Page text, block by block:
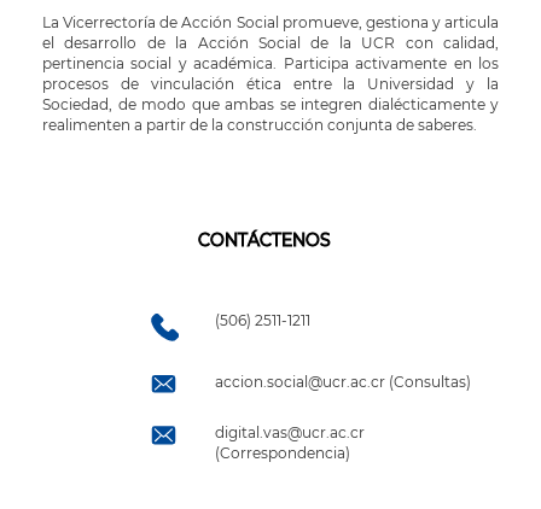
La Vicerrectoría de Acción Social promueve, gestiona y articula
el desarrollo de la Acción Social de la UCR con calidad,
pertinencia social y académica. Participa activamente en los
procesos de vinculación ética entre la Universidad y la
Sociedad, de modo que ambas se integren dialécticamente y
realimenten a partir de la construcción conjunta de saberes.
CONTÁCTENOS
(506) 2511-1211
accion.social@ucr.ac.cr (Consultas)
digital.vas@ucr.ac.cr
(Correspondencia)